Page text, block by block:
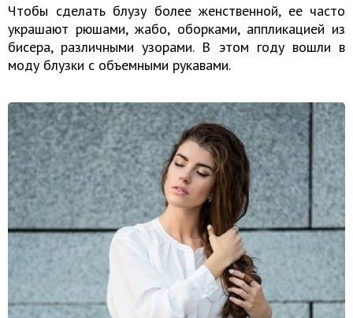
Чтобы сделать блузу более женственной, ее часто
украшают рюшами, жабо, оборками, аппликацией из
бисера, различными узорами. В этом году вошли в
моду блузки с объемными рукавами.